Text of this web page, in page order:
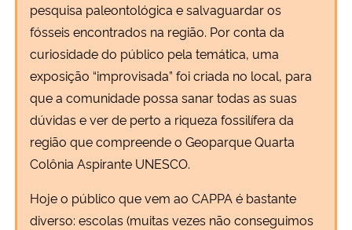
Ministério da Ciência, Tecnologia, Inovações e Comunicações
Ministério do Meio Ambiente
Ministério do Turismo
Ministério do Desenvolvimento Regional
Ministério da Mulher, da Família e dos Direitos Humanos
pesquisa paleontológica e salvaguardar os
fósseis encontrados na região. Por conta da
curiosidade do público pela temática, uma
exposição “improvisada” foi criada no local, para
que a comunidade possa sanar todas as suas
dúvidas e ver de perto a riqueza fossilífera da
região que compreende o Geoparque Quarta
Colônia Aspirante UNESCO.
Hoje o público que vem ao CAPPA é bastante
diverso: escolas (muitas vezes não conseguimos